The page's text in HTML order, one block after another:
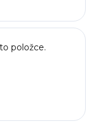
položce.